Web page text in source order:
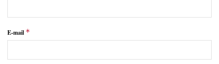
E-mail *